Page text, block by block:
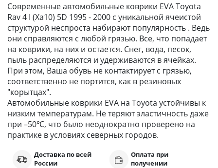
Современные автомобильные коврики EVA Toyota
Rav 4 I (Xa10) 5D 1995 - 2000 с уникальной ячеистой
структурой неспроста набирают популярность . Ведь
они справляются с любой грязью. Все, что попадает
на коврики, на них и остается. Снег, вода, песок,
пыль распределяются и удерживаются в ячейках.
При этом, Ваша обувь не контактирует с грязью,
соответственно не портится, как в резиновых
"корытцах".
Автомобильные коврики EVA на Toyota устойчивы к
низким температурам. Не теряют эластичность даже
при –50℃, что было неоднократно проверено на
практике в условиях северных городов.
Доставка по всей
России
Оплата при
получении